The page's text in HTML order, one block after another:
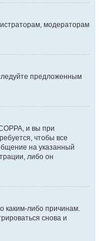
модераторам
предложенным
и вы при
чтобы все
на указанный
либо он
каким-либо причинам.
снова и